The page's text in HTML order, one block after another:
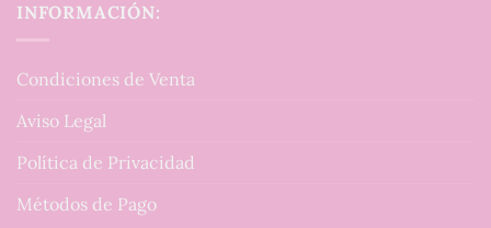
INFORMACIÓN:
Condiciones de Venta
Aviso Legal
Política de Privacidad
Métodos de Pago